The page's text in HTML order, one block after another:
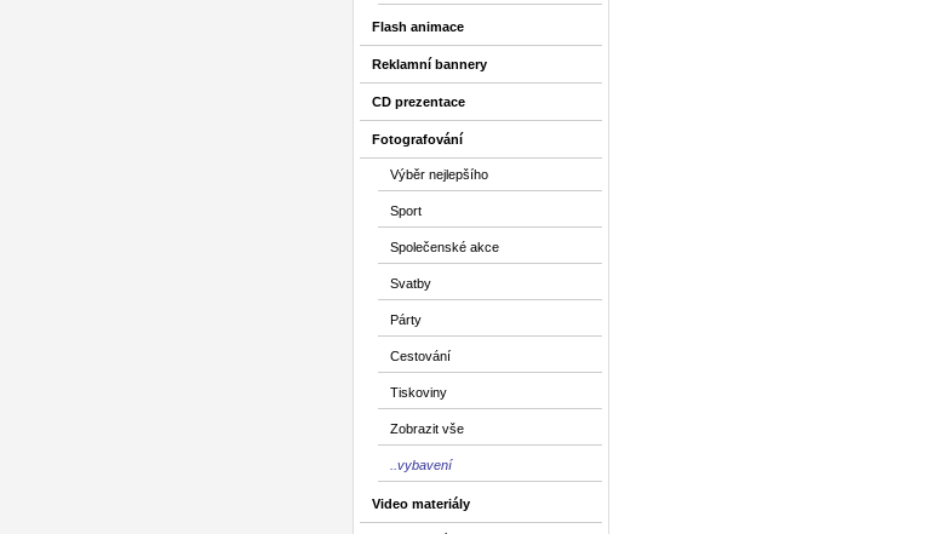
Flash animace
Reklamní bannery
CD prezentace
Fotografování
Výběr nejlepšího
Sport
Společenské akce
Svatby
Párty
Cestování
Tiskoviny
Zobrazit vše
..vybavení
Video materiály